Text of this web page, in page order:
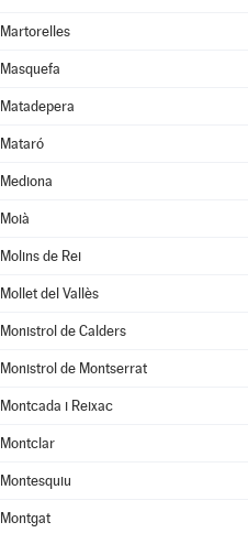
Martorelles
Masquefa
Matadepera
Mataró
Mediona
Moià
Molins de Rei
Mollet del Vallès
Monistrol de Calders
Monistrol de Montserrat
Montcada i Reixac
Montclar
Montesquiu
Montgat